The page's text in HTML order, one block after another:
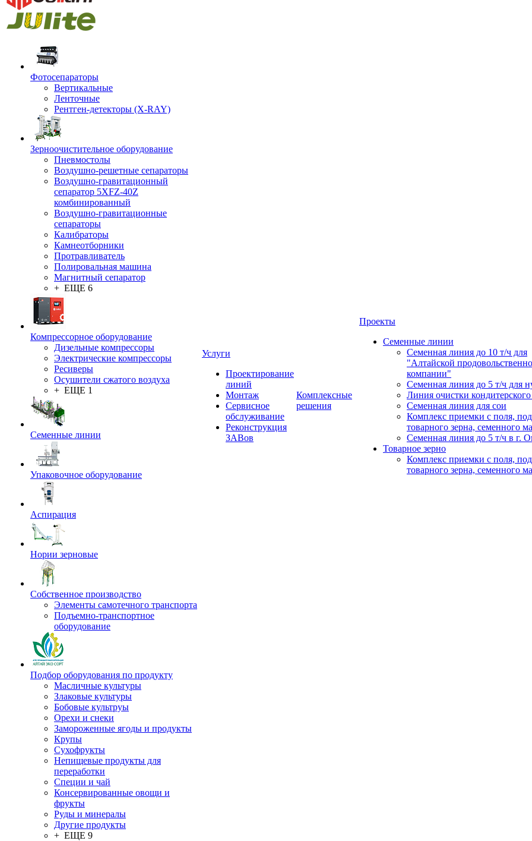
Фотосепараторы
Вертикальные
Ленточные
Рентген-детекторы (X-RAY)
Зерноочистительное оборудование
Пневмостолы
Воздушно-решетные сепараторы
Воздушно-гравитационный
сепаратор 5XFZ-40Z
комбинированный
Воздушно-гравитационные
сепараторы
Калибраторы
Камнеотборники
Протравливатель
Полировальная машина
Магнитный сепаратор
+ ЕЩЕ 6
Компрессорное оборудование
Дизельные компрессоры
Электрические компрессоры
Ресиверы
Осушители сжатого воздуха
+ ЕЩЕ 1
Семенные линии
Упаковочное оборудование
Аспирация
Нории зерновые
Собственное производство
Элементы самотечного транспорта
Подъемно-транспортное
оборудование
Подбор оборудования по продукту
Масличные культуры
Злаковые культуры
Бобовые культруы
Орехи и снеки
Замороженные ягоды и продукты
Крупы
Сухофрукты
Непищевые продукты для
переработки
Специи и чай
Консервированные овощи и
фрукты
Руды и минералы
Другие продукты
+ ЕЩЕ 9
Услуги
Проектирование
линий
Монтаж
Сервисное
обслуживание
Реконструкция
ЗАВов
Комплексные
решения
Проекты
Семенные линии
Семенная линия до 10 т/ч для
"Алтайской
компании"
Семенная линия до 5 т/ч для
Линия очистки кондитерского
Семенная линия для сои
Комплекс приемки с поля,
товарного зерна, семенного
Семенная линия до 5 т/ч в г.
Товарное зерно
Комплекс приемки с поля,
товарного зерна, семенного